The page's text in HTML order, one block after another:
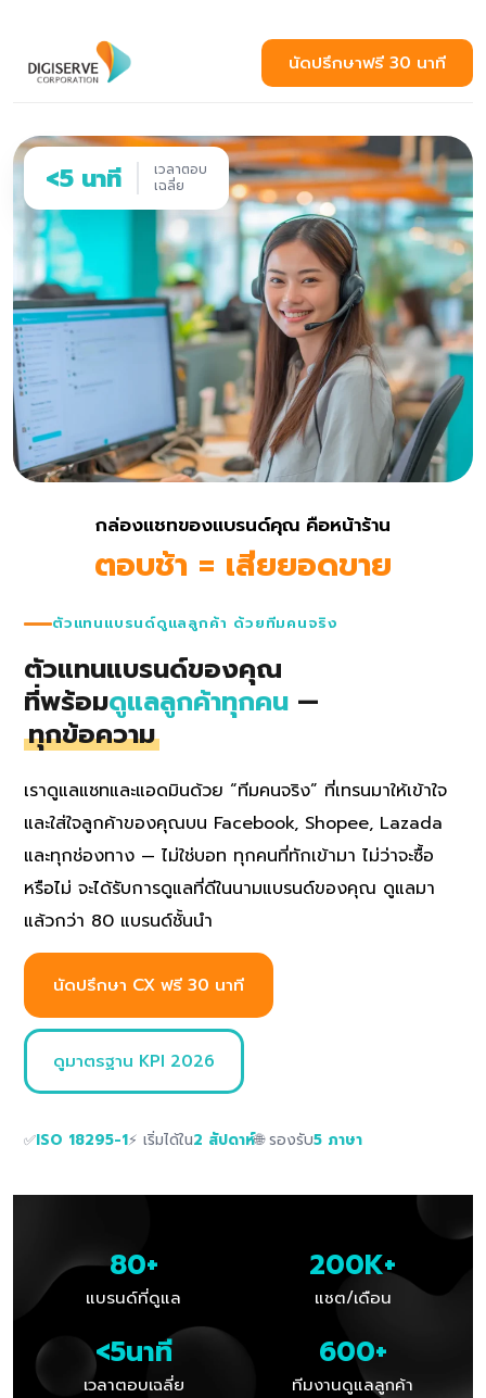
นัดปรึกษาฟรี 30 นาที
กล่องแชทของแบรนด์คุณ คือหน้าร้าน
ตอบช้า = เสียยอดขาย
<5 นาที
เวลาตอบ
เฉลี่ย
ตัวแทนแบรนด์ดูแลลูกค้า ด้วยทีมคนจริง
ตัวแทนแบรนด์ของคุณ
ที่พร้อมดูแลลูกค้าทุกคน —
ทุกข้อความ
เราดูแลแชทและแอดมินด้วย “ทีมคนจริง” ที่เทรนมาให้เข้าใจ
และใส่ใจลูกค้าของคุณบน Facebook, Shopee, Lazada
และทุกช่องทาง — ไม่ใช่บอท ทุกคนที่ทักเข้ามา ไม่ว่าจะซื้อ
หรือไม่ จะได้รับการดูแลที่ดีในนามแบรนด์ของคุณ ดูแลมา
แล้วกว่า 80 แบรนด์ชั้นนำ
นัดปรึกษา CX ฟรี 30 นาที
ดูมาตรฐาน KPI 2026
✅ISO 18295-1⚡ เริ่มได้ใน2 สัปดาห์🌐 รองรับ5 ภาษา
แบรนด์ที่ดูแล
80+
แชต/เดือน
200K+
เวลาตอบเฉลี่ย
<5นาที
ทีมงานดูแลลูกค้า
600+